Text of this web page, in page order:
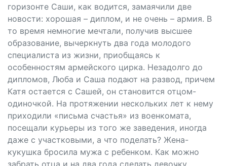
горизонте Саши, как водится, замаячили две
новости: хорошая – диплом, и не очень – армия. В
то время немногие мечтали, получив высшее
образование, вычеркнуть два года молодого
специалиста из жизни, приобщаясь к
особенностям армейского цирка. Незадолго до
дипломов, Люба и Саша подают на развод, причем
Катя остается с Сашей, он становится отцом-
одиночкой. На протяжении нескольких лет к нему
приходили «письма счастья» из военкомата,
посещали курьеры из того же заведения, иногда
даже с участковыми, а что поделать? Жена-
кукушка бросила мужа с ребенком. Как можно
забрать отца и на два года сделать девочку